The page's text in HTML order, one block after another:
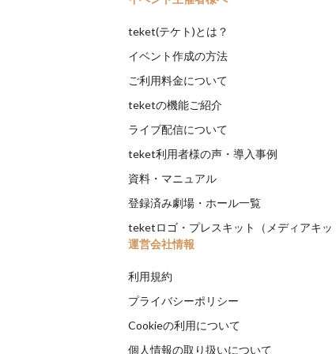
teket(テケト)とは？
イベント作成の方法
ご利用料金について
teketの機能ご紹介
ライブ配信について
teket利用者様の声・導入事例
資料・マニュアル
登録済み劇場・ホール一覧
teketロゴ・プレスキット（メディアキッ
運営会社情報
利用規約
プライバシーポリシー
Cookieの利用について
個人情報の取り扱いについて